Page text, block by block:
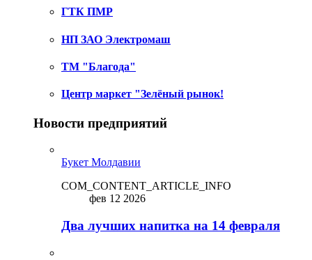
ГТК ПМР
НП ЗАО Электромаш
ТМ "Благода"
Центр маркет "Зелёный рынок!
Новости предприятий
Букет Молдавии
COM_CONTENT_ARTICLE_INFO
фев 12 2026
Два лучших напитка на 14 февраля